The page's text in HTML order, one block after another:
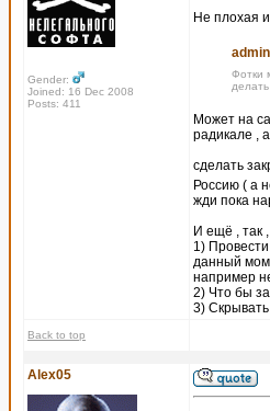
Gender:
Joined: 16 Dec 2008
Posts: 411
Не плохая
Фотки
Может на
радикале ,
сделать
Россию ( а
жди пока
И ещё , так
1)
данный
например
2) Что бы
3)
Back to top
Alex05